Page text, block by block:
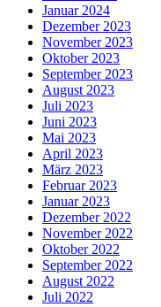
Januar 2024
Dezember 2023
November 2023
Oktober 2023
September 2023
August 2023
Juli 2023
Juni 2023
Mai 2023
April 2023
März 2023
Februar 2023
Januar 2023
Dezember 2022
November 2022
Oktober 2022
September 2022
August 2022
Juli 2022